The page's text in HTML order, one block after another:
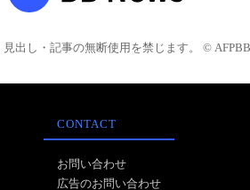
出し・記事の無断使用を禁じます。 © AFPBB
CONTACT
お問い合わせ
広告のお問い合わせ